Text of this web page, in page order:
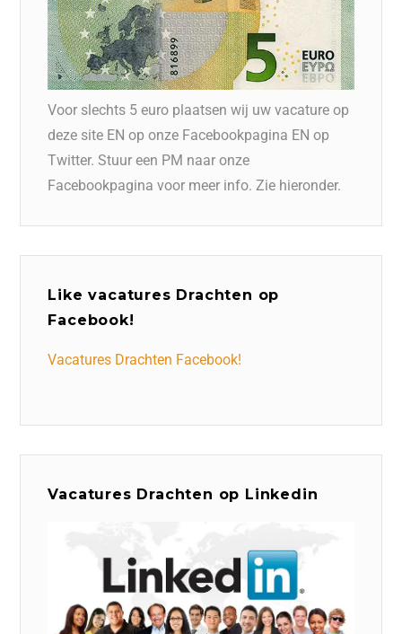
Voor slechts 5 euro plaatsen wij uw vacature op
deze site EN op onze Facebookpagina EN op
Twitter. Stuur een PM naar onze
Facebookpagina voor meer info. Zie hieronder.
Like vacatures Drachten op
Facebook!
Vacatures Drachten Facebook!
Vacatures Drachten op Linkedin